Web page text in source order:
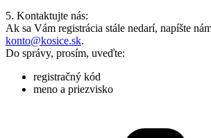
5. Kontaktujte nás:
Ak sa Vám registrácia stále nedarí, napíšte
konto@kosice.sk.
Do správy, prosím, uveďte:
registračný kód
meno a priezvisko